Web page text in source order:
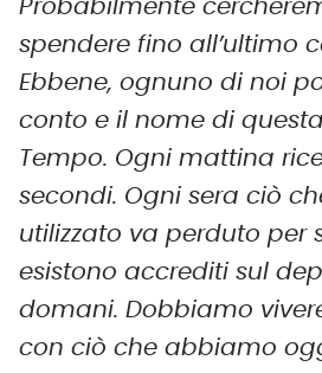
Probabilmente
spendere fino all’ultimo
Ebbene, ognuno di noi
conto e il nome di
Tempo. Ogni mattina
secondi. Ogni sera ciò
utilizzato va perduto per
esistono accrediti sul
domani. Dobbiamo
con ciò che abbiamo